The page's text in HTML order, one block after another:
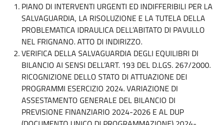
PIANO DI INTERVENTI URGENTI ED INDIFFERIBILI PER LA
SALVAGUARDIA, LA RISOLUZIONE E LA TUTELA DELLA
PROBLEMATICA IDRAULICA DELL’ABITATO DI PAVULLO
NEL FRIGNANO. ATTO DI INDIRIZZO.
VERIFICA DELLA SALVAGUARDIA DEGLI EQUILIBRI DI
BILANCIO AI SENSI DELL’ART. 193 DEL D.LGS. 267/2000.
RICOGNIZIONE DELLO STATO DI ATTUAZIONE DEI
PROGRAMMI ESERCIZIO 2024. VARIAZIONE DI
ASSESTAMENTO GENERALE DEL BILANCIO DI
PREVISIONE FINANZIARIO 2024-2026 E AL DUP